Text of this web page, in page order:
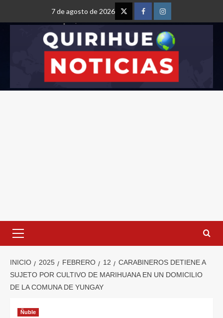
7 de agosto de 2026
INICIO 2025 FEBRERO 12
CARABINEROS DETIENE A
SUJETO POR CULTIVO DE MARIHUANA EN UN DOMICILIO
DE LA COMUNA DE YUNGAY
Ñuble